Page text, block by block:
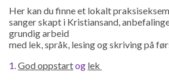
Her kan du finne et lokalt
sanger skapt i Kristiansand,
grundig arbeid
med lek, språk, lesing og skriving på
1. God oppstartog lek